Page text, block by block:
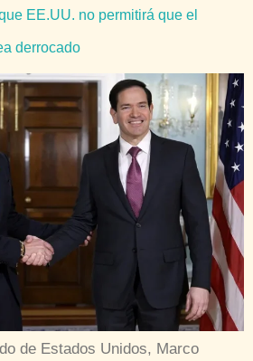
EE.UU. no permitirá que el
derrocado
de Estados Unidos, Marco